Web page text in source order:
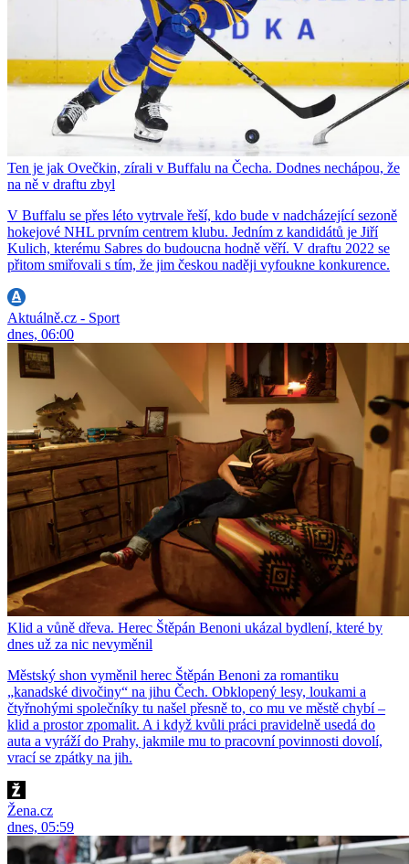
Ten je jak Ovečkin, zírali v Buffalu na Čecha. Dodnes nechápou, že
na ně v draftu zbyl
V Buffalu se přes léto vytrvale řeší, kdo bude v nadcházející sezoně
hokejové NHL prvním centrem klubu. Jedním z kandidátů je Jiří
Kulich, kterému Sabres do budoucna hodně věří. V draftu 2022 se
přitom smiřovali s tím, že jim českou naději vyfoukne konkurence.
Aktuálně.cz - Sport
dnes, 06:00
Klid a vůně dřeva. Herec Štěpán Benoni ukázal bydlení, které by
dnes už za nic nevyměnil
Městský shon vyměnil herec Štěpán Benoni za romantiku
„kanadské divočiny“ na jihu Čech. Obklopený lesy, loukami a
čtyřnohými společníky tu našel přesně to, co mu ve městě chybí –
klid a prostor zpomalit. A i když kvůli práci pravidelně usedá do
auta a vyráží do Prahy, jakmile mu to pracovní povinnosti dovolí,
vrací se zpátky na jih.
Žena.cz
dnes, 05:59